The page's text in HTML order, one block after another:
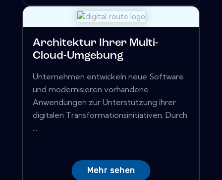
Architektur Ihrer Multi-
Cloud-Umgebung
Unternehmen entwickeln neue Software
und modernisieren vorhandene
Anwendungen zur Unterstützung ihrer
digitalen Transformationsinitiativen. Durch
...
Mehr sehen